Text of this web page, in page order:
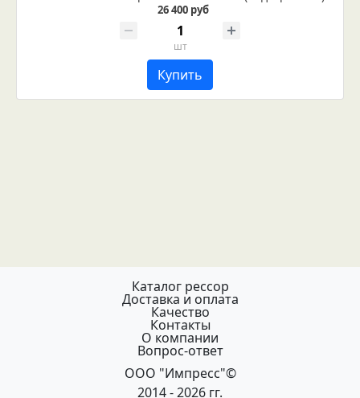
26 400 руб
шт
Купить
Каталог рессор
Доставка и оплата
Качество
Контакты
О компании
Вопрос-ответ
ООО "Импресс"©
2014 - 2026 гг.